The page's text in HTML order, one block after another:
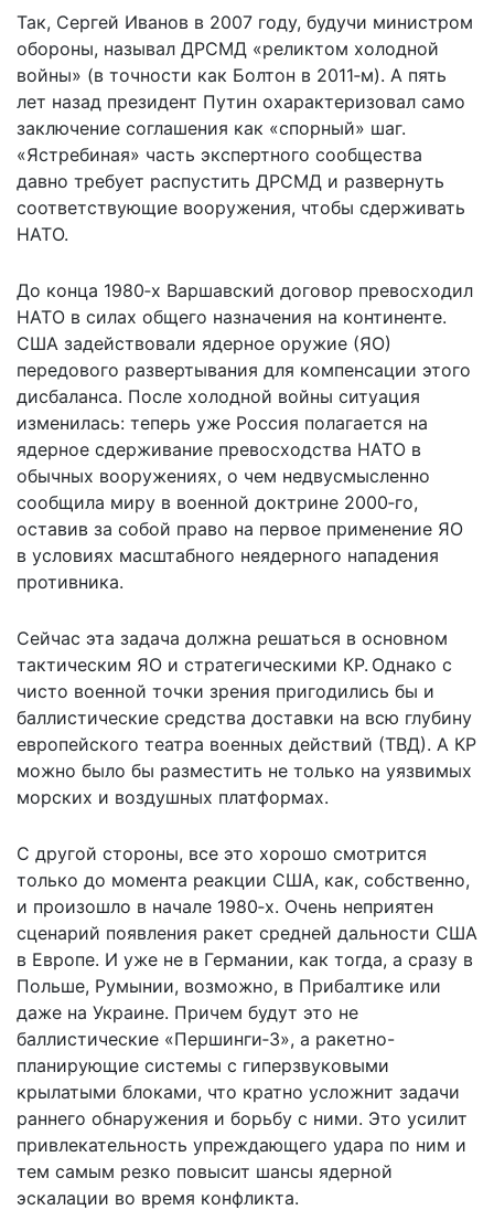
Так, Сергей Иванов в 2007 году, будучи министром
обороны, называл ДРСМД «реликтом холодной
войны» (в точности как Болтон в 2011‑м). А пять
лет назад президент Путин охарактеризовал само
заключение соглашения как «спорный» шаг.
«Ястребиная» часть экспертного сообщества
давно требует распустить ДРСМД и развернуть
соответствующие вооружения, чтобы сдерживать
НАТО.
До конца 1980‑х Варшавский договор превосходил
НАТО в силах общего назначения на континенте.
США задействовали ядерное оружие (ЯО)
передового развертывания для компенсации этого
дисбаланса. После холодной войны ситуация
изменилась: теперь уже Россия полагается на
ядерное сдерживание превосходства НАТО в
обычных вооружениях, о чем недвусмысленно
сообщила миру в военной доктрине 2000‑го,
оставив за собой право на первое применение ЯО
в условиях масштабного неядерного нападения
противника.
Сейчас эта задача должна решаться в основном
тактическим ЯО и стратегическими КР. Однако с
чисто военной точки зрения пригодились бы и
баллистические средства доставки на всю глубину
европейского театра военных действий (ТВД). А КР
можно было бы разместить не только на уязвимых
морских и воздушных платформах.
С другой стороны, все это хорошо смотрится
только до момента реакции США, как, собственно,
и произошло в начале 1980‑х. Очень неприятен
сценарий появления ракет средней дальности США
в Европе. И уже не в Германии, как тогда, а сразу в
Польше, Румынии, возможно, в Прибалтике или
даже на Украине. Причем будут это не
баллистические «Першинги‑3», а ракетно-
планирующие системы с гиперзвуковыми
крылатыми блоками, что кратно усложнит задачи
раннего обнаружения и борьбу с ними. Это усилит
привлекательность упреждающего удара по ним и
тем самым резко повысит шансы ядерной
эскалации во время конфликта.